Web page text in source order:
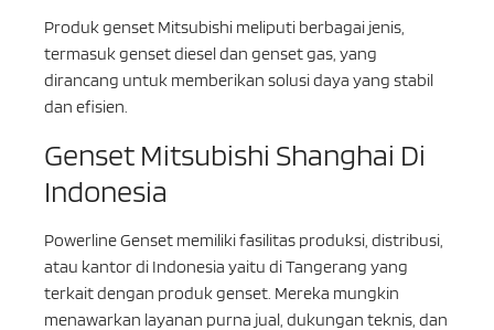
Produk genset Mitsubishi meliputi berbagai jenis,
termasuk genset diesel dan genset gas, yang
dirancang untuk memberikan solusi daya yang stabil
dan efisien.
Genset Mitsubishi Shanghai Di
Indonesia
Powerline Genset memiliki fasilitas produksi, distribusi,
atau kantor di Indonesia yaitu di Tangerang yang
terkait dengan produk genset. Mereka mungkin
menawarkan layanan purna jual, dukungan teknis, dan